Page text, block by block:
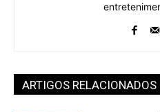
ARTIGOS RELACIONADOS